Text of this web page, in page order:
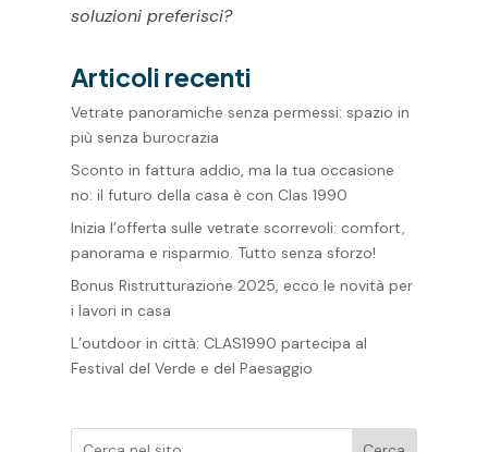
soluzioni preferisci?
Articoli recenti
Vetrate panoramiche senza permessi: spazio in
più senza burocrazia
Sconto in fattura addio, ma la tua occasione
no: il futuro della casa è con Clas 1990
Inizia l’offerta sulle vetrate scorrevoli: comfort,
panorama e risparmio. Tutto senza sforzo!
Bonus Ristrutturazione 2025, ecco le novità per
i lavori in casa
L’outdoor in città: CLAS1990 partecipa al
Festival del Verde e del Paesaggio